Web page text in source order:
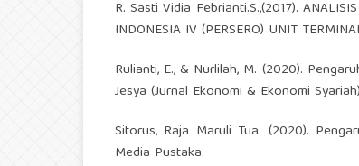
R. Sasti Vidia Febrianti.S.,(2017).
INDONESIA IV (PERSERO) UNIT
Rulianti, E., & Nurlilah, M. (2020).
Jesya (Jurnal Ekonomi & Ekonomi
Sitorus, Raja Maruli Tua. (2020).
Media Pustaka.